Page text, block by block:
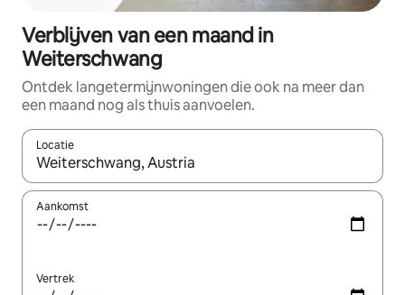
Verblijven van een maand in
Weiterschwang
Ontdek langetermijnwoningen die ook na meer dan
een maand nog als thuis aanvoelen.
Locatie
Wanneer er suggesties beschikbaar zijn, maak je een keuze
Aankomst
Vertrek